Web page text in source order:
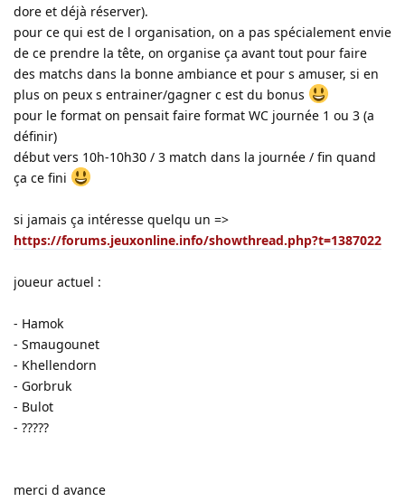
dore et déjà réserver).
pour ce qui est de l organisation, on a pas spécialement envie
de ce prendre la tête, on organise ça avant tout pour faire
des matchs dans la bonne ambiance et pour s amuser, si en
plus on peux s entrainer/gagner c est du bonus
pour le format on pensait faire format WC journée 1 ou 3 (a
définir)
début vers 10h-10h30 / 3 match dans la journée / fin quand
ça ce fini
si jamais ça intéresse quelqu un =>
https://forums.jeuxonline.info/showthread.php?t=1387022
joueur actuel :
- Hamok
- Smaugounet
- Khellendorn
- Gorbruk
- Bulot
- ?????
merci d avance